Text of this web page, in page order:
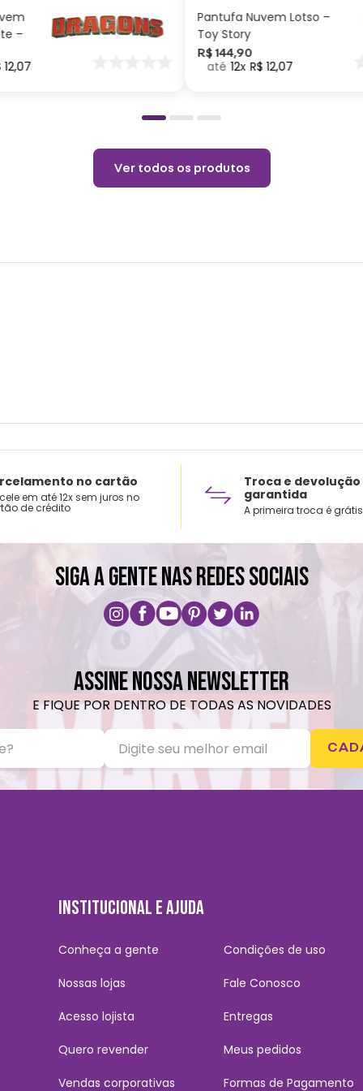
Não
Não
–
12,07
Pantufa Nuvem Lotso –
Toy Story
R$ 144,90
12 R$ 12,07
Ver todos os produtos
no cartão
em até 12x sem juros no
de crédito
Troca e devolução
garantida
A primeira troca é grátis
SIGA A GENTE NAS REDES SOCIAIS
ASSINE NOSSA NEWSLETTER
E FIQUE POR DENTRO DE TODAS AS NOVIDADES
INSTITUCIONAL E AJUDA
Conheça a gente
Nossas lojas
Acesso lojista
Quero revender
Vendas corporativas
Condições de uso
Fale Conosco
Entregas
Meus pedidos
Formas de Pagamento